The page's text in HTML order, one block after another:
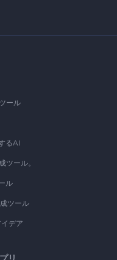
ール
るAI
ツール。
ル
ツール
デア